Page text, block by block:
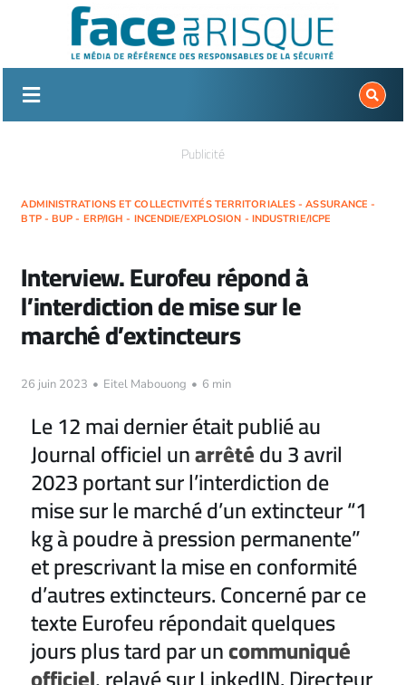
Publicité
ADMINISTRATIONS ET COLLECTIVITÉS TERRITORIALES - ASSURANCE -
BTP - BUP - ERP/IGH - INCENDIE/EXPLOSION - INDUSTRIE/ICPE
Interview. Eurofeu répond à
l’interdiction de mise sur le
marché d’extincteurs
26 juin 2023 • Eitel Mabouong • 6 min
Le 12 mai dernier était publié au
Journal officiel unarrêtédu 3 avril
2023 portant sur l’interdiction de
mise sur le marché d’un extincteur “1
kg à poudre à pression permanente”
et prescrivant la mise en conformité
d’autres extincteurs. Concerné par ce
texte Eurofeu répondait quelques
jours plus tard par uncommuniqué